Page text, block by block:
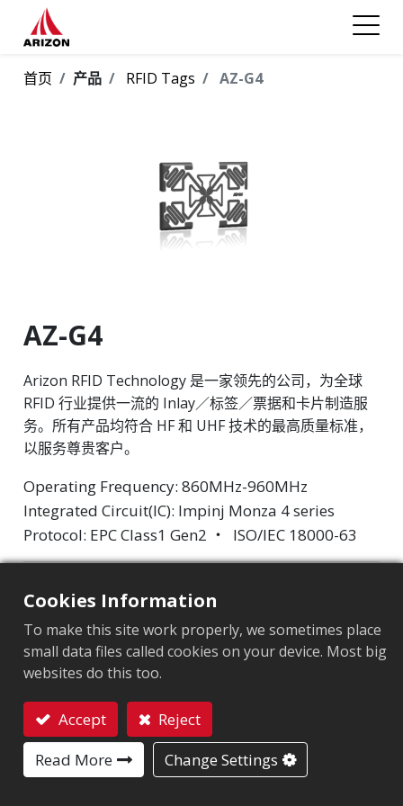
首页 产品 RFID Tags AZ-G4
AZ-G4
Arizon RFID Technology 是一家领先的公司，为全球
RFID 行业提供一流的 Inlay／标签／票据和卡片制造服
务。所有产品均符合 HF 和 UHF 技术的最高质量标准，
以服务尊贵客户。
Operating Frequency: 860MHz-960MHz
Integrated Circuit(IC): Impinj Monza 4 series
Protocol: EPC Class1 Gen2 ‧ ISO/IEC 18000-63
天线尺寸（mm）:50x30
用户內存:512 bits
Cookies Information
To make this site work properly, we sometimes place
small data files called cookies on your device. Most big
websites do this too.
Accept
Reject
Read More
Change Settings